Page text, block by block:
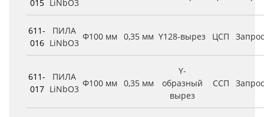
015 LiNbO3
611-
016
ПИЛА
LiNbO3
Φ100 мм 0,35 мм Y128-вырез ЦСП
611-
017
ПИЛА
LiNbO3
Φ100 мм 0,35 мм
Y-
образный
вырез
ССП